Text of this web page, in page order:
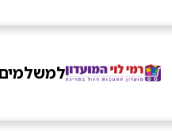
למשלמים